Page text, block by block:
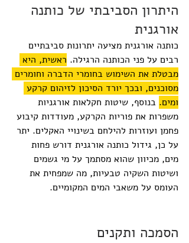
היתרון הסביבתי של כותנה
אורגנית
כותנה אורגנית מציעה יתרונות סביבתיים
רבים על פני הכותנה הרגילה. ראשית, היא
מבטלת את השימוש בחומרי הדברה וחומרים
מסוכנים, ובכך יורד הסיכון לזיהום קרקע
ומים. בנוסף, שיטות חקלאות אורגניות
משפרות את פוריות הקרקע, מעודדות קיבוע
פחמן ועוזרות להילחם בשינויי האקלים. יתר
על כן, גידול כותנה אורגנית דורש פחות
מים, מכיוון שהוא מסתמך על מי גשמים
ושיטות השקיה טבעיות, מה שמפחית את
העומס על משאבי המים המקומיים.
הסמכה ותקנים